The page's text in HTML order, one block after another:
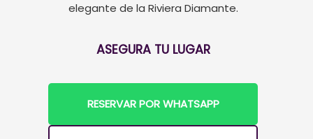
elegante de la Riviera Diamante.
ASEGURA TU LUGAR
RESERVAR POR WHATSAPP